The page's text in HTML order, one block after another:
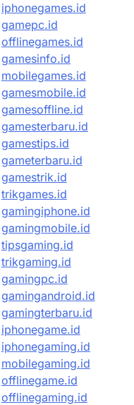
iphonegames.id
gamepc.id
offlinegames.id
gamesinfo.id
mobilegames.id
gamesmobile.id
gamesoffline.id
gamesterbaru.id
gamestips.id
gameterbaru.id
gamestrik.id
trikgames.id
gamingiphone.id
gamingmobile.id
tipsgaming.id
trikgaming.id
gamingpc.id
gamingandroid.id
gamingterbaru.id
iphonegame.id
iphonegaming.id
mobilegaming.id
offlinegame.id
offlinegaming.id